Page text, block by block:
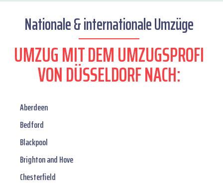
Nationale & internationale Umzüge
UMZUG MIT DEM UMZUGSPROFI
VON DÜSSELDORF NACH:
Aberdeen
Bedford
Blackpool
Brighton and Hove
Chesterfield